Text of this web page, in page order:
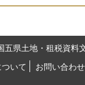
五県土地・租税資料
いて
お問い合わせ